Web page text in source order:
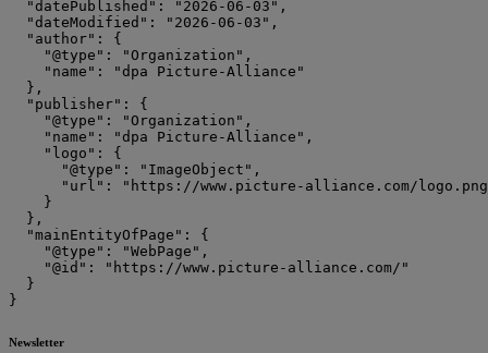
  "datePublished": "2026-06-03",
  "dateModified": "2026-06-03",
  "author": {
    "@type": "Organization",
    "name": "dpa Picture-Alliance"
  },
  "publisher": {
    "@type": "Organization",
    "name": "dpa Picture-Alliance",
    "logo": {
      "@type": "ImageObject",
"url": "https://www.picture-alliance.com/
    }
  },
  "mainEntityOfPage": {
    "@type": "WebPage",
    "@id": "https://www.picture-alliance.com/"
  }
Newsletter